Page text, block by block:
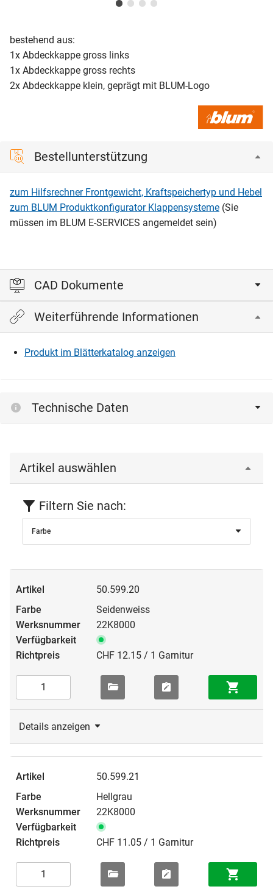
bestehend aus:
1x Abdeckkappe gross links
1x Abdeckkappe gross rechts
2x Abdeckkappe klein, geprägt mit BLUM-Logo
Bestellunterstützung
zum Hilfsrechner Frontgewicht, Kraftspeichertyp und Hebel
zum BLUM Produktkonfigurator Klappensysteme (Sie
müssen im BLUM E-SERVICES angemeldet sein)
CAD Dokumente
Bitte einloggen, um die CAD‑Dateien anzeigen und
herunterladen zu können.
Einloggen
Weiterführende Informationen
Produkt im Blätterkatalog anzeigen
Technische Daten
Artikel auswählen
Filtern Sie nach:
Farbe
50.599.20
Seidenweiss
22K8000
CHF 12.15 / 1 Garnitur
Details anzeigen
50.599.21
Hellgrau
22K8000
CHF 11.05 / 1 Garnitur